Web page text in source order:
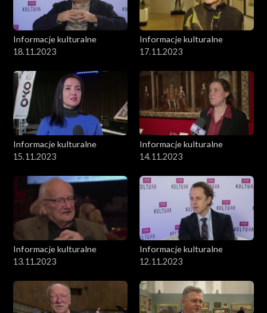
Informacje kulturalne
18.11.2023
Informacje kulturalne
17.11.2023
Informacje kulturalne
15.11.2023
Informacje kulturalne
14.11.2023
Informacje kulturalne
13.11.2023
Informacje kulturalne
12.11.2023